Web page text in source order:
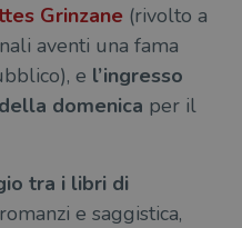
Grinzane (rivolto a
aventi una fama
e l’ingresso
domenica per il
tra i libri di
e saggistica,